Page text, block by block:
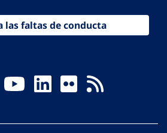
las faltas de conducta